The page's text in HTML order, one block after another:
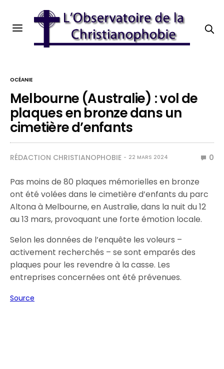
OCÉANIE
Melbourne (Australie) : vol de
plaques en bronze dans un
cimetière d’enfants
RÉDACTION CHRISTIANOPHOBIE 22 MARS 2024 0
Pas moins de 80 plaques mémorielles en bronze
ont été volées dans le cimetière d’enfants du parc
Altona à Melbourne, en Australie, dans la nuit du 12
au 13 mars, provoquant une forte émotion locale.
Selon les données de l’enquête les voleurs –
activement recherchés – se sont emparés des
plaques pour les revendre à la casse. Les
entreprises concernées ont été prévenues.
Source